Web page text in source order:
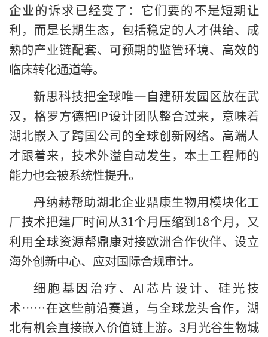
企业的诉求已经变了：它们要的不是短期让
利，而是长期生态，包括稳定的人才供给、成
熟的产业链配套、可预期的监管环境、高效的
临床转化通道等。
新思科技把全球唯一自建研发园区放在武
汉，格罗方德把IP设计团队整合过来，意味着
湖北嵌入了跨国公司的全球创新网络。高端人
才跟着来，技术外溢自动发生，本土工程师的
能力也会被系统性提升。
丹纳赫帮助湖北企业鼎康生物用模块化工
厂技术把建厂时间从31个月压缩到18个月，又
利用全球资源帮鼎康对接欧洲合作伙伴、设立
海外创新中心、应对国际合规审计。
细胞基因治疗、AI芯片设计、硅光技
术……在这些前沿赛道，与全球龙头合作，湖
北有机会直接嵌入价值链上游。3月光谷生物城